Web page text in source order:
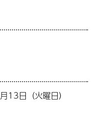
13日（火曜日）